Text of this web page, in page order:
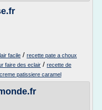
facile / recette pate a choux
faire des eclair / recette de
patissiere caramel